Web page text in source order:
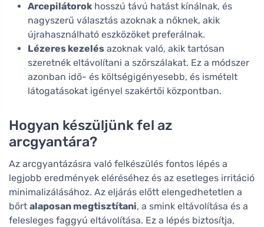
Arcepilátorok hosszú távú hatást kínálnak, és
nagyszerű választás azoknak a nőknek, akik
újrahasználható eszközöket preferálnak.
Lézeres kezelés azoknak való, akik tartósan
szeretnék eltávolítani a szőrszálakat. Ez a módszer
azonban idő- és költségigényesebb, és ismételt
látogatásokat igényel szakértői központban.
Hogyan készüljünk fel az
arcgyantára?
Az arcgyantázásra való felkészülés fontos lépés a
legjobb eredmények eléréséhez és az esetleges irritáció
minimalizálásához. Az eljárás előtt elengedhetetlen a
bőrt alaposan megtisztítani, a smink eltávolítása és a
felesleges faggyú eltávolítása. Ez a lépés biztosítja,